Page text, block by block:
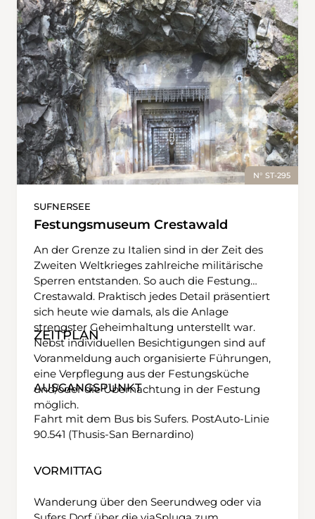
N° ST-295
SUFNERSEE
Festungsmuseum Crestawald
An der Grenze zu Italien sind in der Zeit des
Zweiten Weltkrieges zahlreiche militärische
Sperren entstanden. So auch die Festung
Crestawald. Praktisch jedes Detail präsentiert
sich heute wie damals, als die Anlage
strengster Geheimhaltung unterstellt war.
Nebst individuellen Besichtigungen sind auf
Voranmeldung auch organisierte Führungen,
eine Verpflegung aus der Festungsküche
und/oder die Übernachtung in der Festung
möglich.
ZEITPLAN
AUSGANGSPUNKT
Fahrt mit dem Bus bis Sufers. PostAuto-Linie
90.541 (Thusis-San Bernardino)
VORMITTAG
Wanderung über den Seerundweg oder via